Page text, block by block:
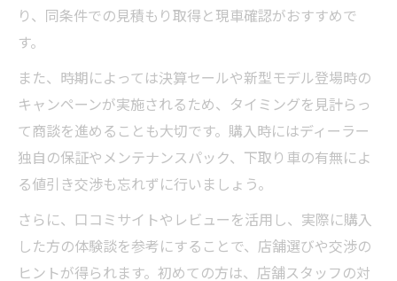
り、同条件での見積もり取得と現車確認がおすすめで
す。
また、時期によっては決算セールや新型モデル登場時の
キャンペーンが実施されるため、タイミングを見計らっ
て商談を進めることも大切です。購入時にはディーラー
独自の保証やメンテナンスパック、下取り車の有無によ
る値引き交渉も忘れずに行いましょう。
さらに、口コミサイトやレビューを活用し、実際に購入
した方の体験談を参考にすることで、店舗選びや交渉の
ヒントが得られます。初めての方は、店舗スタッフの対